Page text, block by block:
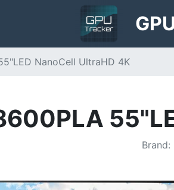
NanoCell UltraHD 4K
Brand: